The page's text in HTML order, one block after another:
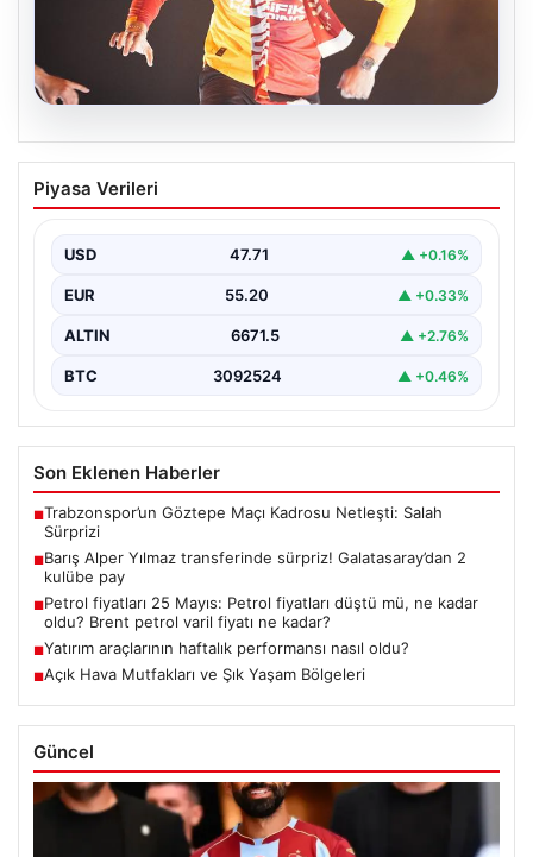
06.08.2026
Barış Alper Yılmaz transferinde sürpriz!
Galatasaray’dan 2 kulübe pay
Piyasa Verileri
USD 47.71 ▲ +0.16%
EUR 55.20 ▲ +0.33%
ALTIN 6671.5 ▲ +2.76%
BTC 3092524 ▲ +0.46%
Son Eklenen Haberler
■Trabzonspor’un Göztepe Maçı Kadrosu Netleşti: Salah
Sürprizi
■Barış Alper Yılmaz transferinde sürpriz! Galatasaray’dan 2
kulübe pay
■Petrol fiyatları 25 Mayıs: Petrol fiyatları düştü mü, ne kadar
oldu? Brent petrol varil fiyatı ne kadar?
■Yatırım araçlarının haftalık performansı nasıl oldu?
■Açık Hava Mutfakları ve Şık Yaşam Bölgeleri
Güncel